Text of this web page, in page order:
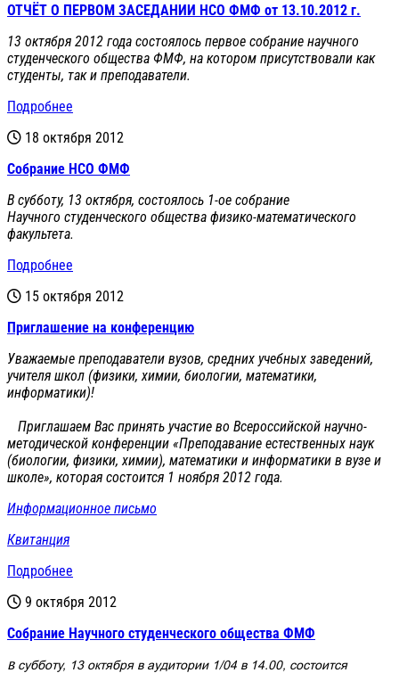
ОТЧЁТ О ПЕРВОМ ЗАСЕДАНИИ НСО ФМФ от 13.10.2012 г.
13 октября 2012 года состоялось первое собрание научного
студенческого общества ФМФ, на котором присутствовали как
студенты, так и преподаватели.
Подробнее
18 октября 2012
Собрание НСО ФМФ
В субботу, 13 октября, состоялось 1-ое собрание
Научного студенческого общества физико-математического
факультета.
Подробнее
15 октября 2012
Приглашение на конференцию
Уважаемые преподаватели вузов, средних учебных заведений,
учителя школ (физики, химии, биологии, математики,
информатики)!
Приглашаем Вас принять участие во Всероссийской научно-
методической конференции «Преподавание естественных наук
(биологии, физики, химии), математики и информатики в вузе и
школе», которая состоится 1 ноября 2012 года.
Информационное письмо
Квитанция
Подробнее
9 октября 2012
Cобрание Научного студенческого общества ФМФ
В субботу, 13 октября в аудитории 1/04 в 14.00, состоится